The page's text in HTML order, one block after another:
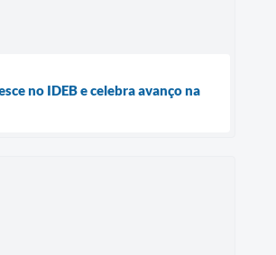
no IDEB e celebra avanço na